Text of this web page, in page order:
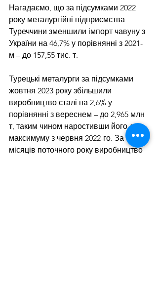
Нагадаємо, що за підсумками 2022
року металургійні підприємства
Туреччини зменшили імпорт чавуну з
України на 46,7% у порівнянні з 2021-
м – до 157,55 тис. т.
Турецькі металурги за підсумками
жовтня 2023 року збільшили
виробництво сталі на 2,6% у
порівнянні з вереснем – до 2,965 млн
т, таким чином наростивши його до
максимуму з червня 2022-го. За 10
місяців поточного року виробництво